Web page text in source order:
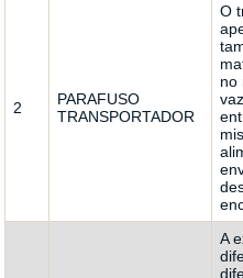
2
PARAFUSO
TRANSPORTADOR
O
no
A